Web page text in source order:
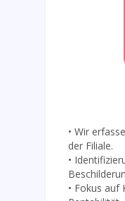
• Wir
der Filiale.
•
• Fokus auf